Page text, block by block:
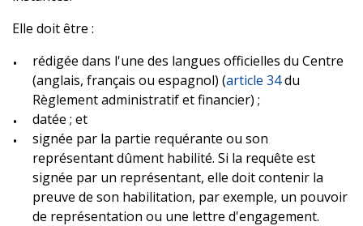
Elle doit être :
rédigée dans l'une des langues officielles du Centre
(anglais, français ou espagnol) (article 34du
Règlement administratif et financier) ;
datée ; et
signée par la partie requérante ou son
représentant dûment habilité. Si la requête est
signée par un représentant, elle doit contenir la
preuve de son habilitation, par exemple, un pouvoir
de représentation ou une lettre d'engagement.